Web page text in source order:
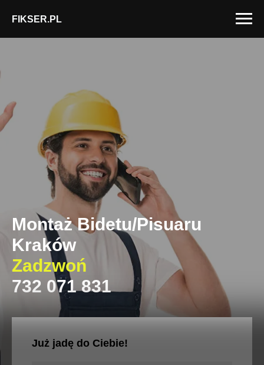
FIKSER.PL
Montaż Bidetu/Pisuaru
Kraków
Zadzwoń
732 071 831
Już jadę do Ciebie!